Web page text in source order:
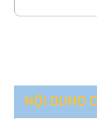
NỘI DUNG